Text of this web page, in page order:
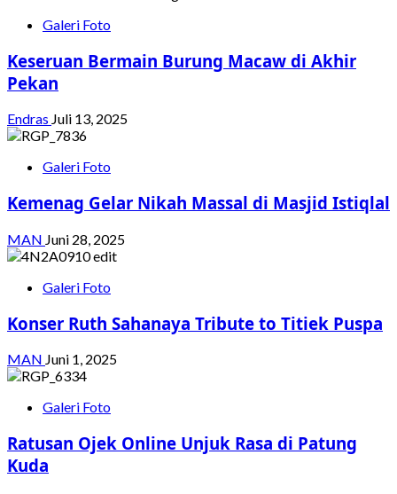
Galeri Foto
Keseruan Bermain Burung Macaw di Akhir
Pekan
Endras Juli 13, 2025
Galeri Foto
Kemenag Gelar Nikah Massal di Masjid Istiqlal
MAN Juni 28, 2025
Galeri Foto
Konser Ruth Sahanaya Tribute to Titiek Puspa
MAN Juni 1, 2025
Galeri Foto
Ratusan Ojek Online Unjuk Rasa di Patung
Kuda